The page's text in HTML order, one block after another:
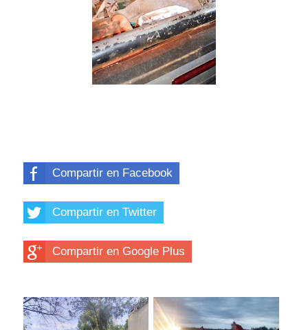
Compartir en Facebook
Compartir en Twitter
Compartir en Google Plus